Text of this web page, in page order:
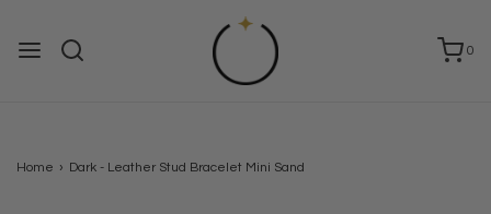
0
Home › Dark - Leather Stud Bracelet Mini Sand